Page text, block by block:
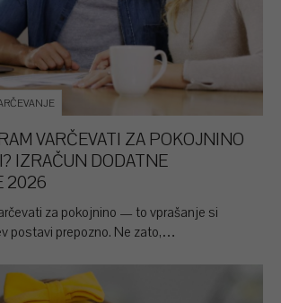
VARČEVATI ZA POKOJNINO
IZRAČUN DODATNE
2026
za pokojnino — to vprašanje si
postavi prepozno. Ne zato,…